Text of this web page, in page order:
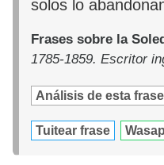
solos lo
Frases sobre la
1785-1859. Escritor
Análisis de esta frase
Tuitear frase